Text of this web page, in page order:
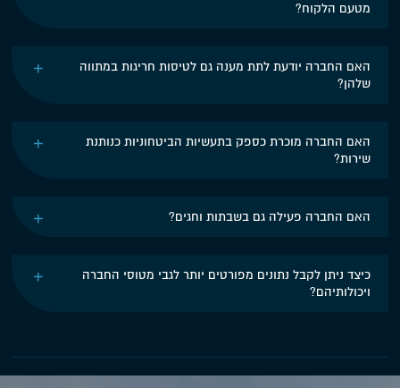
מטעם הלקוח?
האם החברה יודעת לתת מענה גם לטיסות חריגות במתווה
שלהן?
האם החברה מוכרת כספק בתעשיות הביטחוניות כנותנת
שירות?
האם החברה פעילה גם בשבתות וחגים?
כיצד ניתן לקבל נתונים מפורטים יותר לגבי מטוסי החברה
ויכולותיהם?